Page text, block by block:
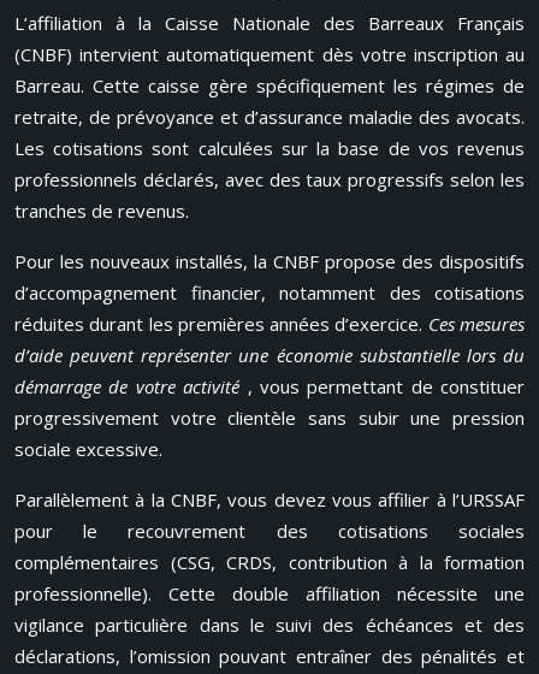
L’affiliation à la Caisse Nationale des Barreaux Français
(CNBF) intervient automatiquement dès votre inscription au
Barreau. Cette caisse gère spécifiquement les régimes de
retraite, de prévoyance et d’assurance maladie des avocats.
Les cotisations sont calculées sur la base de vos revenus
professionnels déclarés, avec des taux progressifs selon les
tranches de revenus.
Pour les nouveaux installés, la CNBF propose des dispositifs
d’accompagnement financier, notamment des cotisations
réduites durant les premières années d’exercice. Ces mesures
d’aide peuvent représenter une économie substantielle lors du
démarrage de votre activité , vous permettant de constituer
progressivement votre clientèle sans subir une pression
sociale excessive.
Parallèlement à la CNBF, vous devez vous affilier à l’URSSAF
pour le recouvrement des cotisations sociales
complémentaires (CSG, CRDS, contribution à la formation
professionnelle). Cette double affiliation nécessite une
vigilance particulière dans le suivi des échéances et des
déclarations, l’omission pouvant entraîner des pénalités et